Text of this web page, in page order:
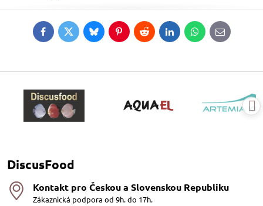
FacebookTwitterBlueskyPinterestRedditLinkedInWhatsApp
E-
mail
DiscusFood
Kontakt pro Českou a Slovenskou Republiku
Zákaznická podpora od 9h. do 17h.